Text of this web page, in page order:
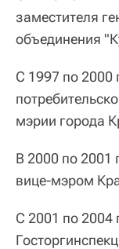
заместителя
объединения
С 1997 по 2000
мэрии города
В 2000 по 2001
вице-мэром
С 2001 по 2004